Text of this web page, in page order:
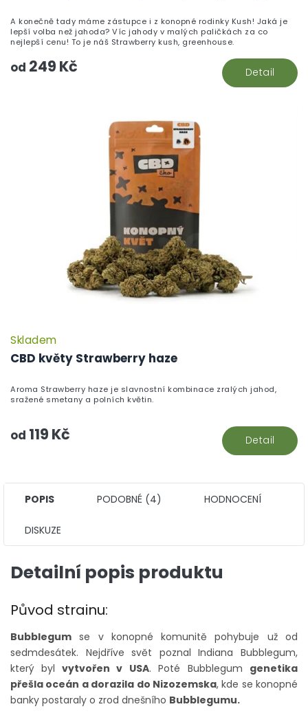
od 249 Kč Detail
A konečně tady máme zástupce i z konopné rodinky Kush! Jaká je
lepší volba než jahoda? Víc jahody v malých paličkách za co
nejlepší cenu! To je náš Strawberry kush, greenhouse.
CBD květy Strawberry haze
Skladem
od 119 Kč Detail
Aroma Strawberry haze je slavnostní kombinace zralých jahod,
sražené smetany a polních květin.
POPIS PODOBNÉ (4) HODNOCENÍ
DISKUZE
Detailní popis produktu
Původ strainu:
Bubblegum se v konopné komunitě pohybuje už od
sedmdesátek. Nejdříve svět poznal Indiana Bubblegum,
který byl vytvořen v USA. Poté Bubblegum genetika
přešla oceán a dorazila do Nizozemska, kde se konopné
banky postaraly o zrod dnešního Bubblegumu.